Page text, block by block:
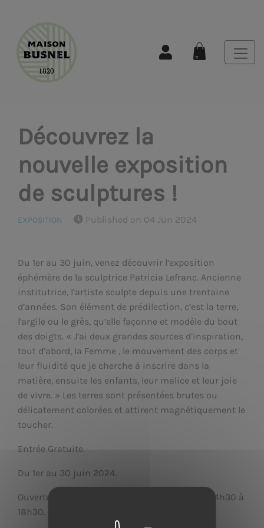
Découvrez la
nouvelle exposition
de sculptures !
EXPOSITION Published on 04 Jun 2024
Du 1er au 30 juin, venez découvrir l’exposition
éphémère de la sculptrice Patricia Lefranc. Ancienne
institutrice, l’artiste sculpte depuis une trentaine
d’années. Son élément de prédilection, c’est la terre,
l'argile ou le grès, qu’elle façonne et modèle du bout
des doigts. « J’ai deux grandes sources d’inspiration,
tout d’abord, la Femme , le mouvement des corps et
leur fluidité que je cherche à inscrire dans la
matière, ensuite les enfants, leur malice et leur joie
de vivre. » Les terres sont présentées brutes ou
délicatement colorées et attirent magnétiquement le
toucher.
Entrée Gratuite.
Du 1er au 30 juin 2024.
Ouverture tous les jours de 10h à 12h30 et de 14h30 à
18h30.